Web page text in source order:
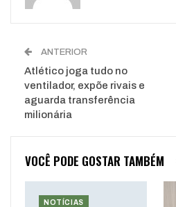
ANTERIOR
Atlético joga tudo no
ventilador, expõe rivais e
aguarda transferência
milionária
VOCÊ PODE GOSTAR TAMBÉM
NOTÍCIAS